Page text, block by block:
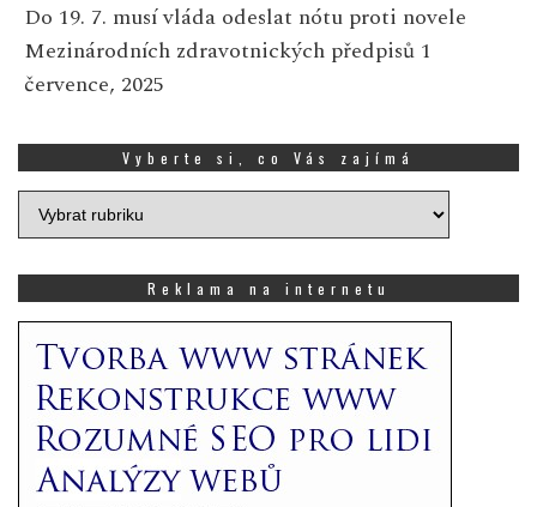
Do 19. 7. musí vláda odeslat nótu proti novele
Mezinárodních zdravotnických předpisů 1
července, 2025
Vyberte si, co Vás zajímá
Vyberte
si,
zajímá
Reklama na internetu